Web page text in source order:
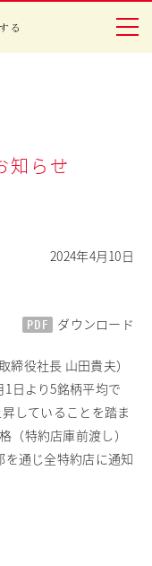
知らせ
2024年4月10日
PDF ダウンロード
役社長 山田貴夫）
日より5銘柄平均で
していることを踏ま
（特約店庫前渡し）
を通じ全特約店に通知